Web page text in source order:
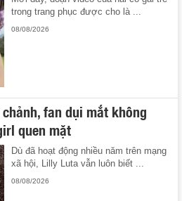
trong trang phục được cho là ...
08/08/2026
fan dụi mắt không
quen mặt
Dù đã hoạt động nhiều năm trên mạng
xã hội, Lilly Luta vẫn luôn biết ...
08/08/2026